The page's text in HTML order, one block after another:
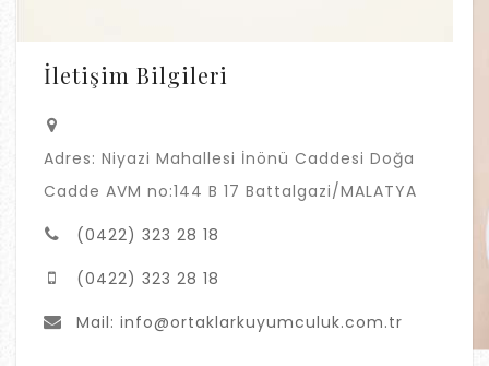
İletişim Bilgileri
Adres: Niyazi Mahallesi İnönü Caddesi Doğa
Cadde AVM no:144 B 17 Battalgazi/MALATYA
(0422) 323 28 18
(0422) 323 28 18
Mail: info@ortaklarkuyumculuk.com.tr